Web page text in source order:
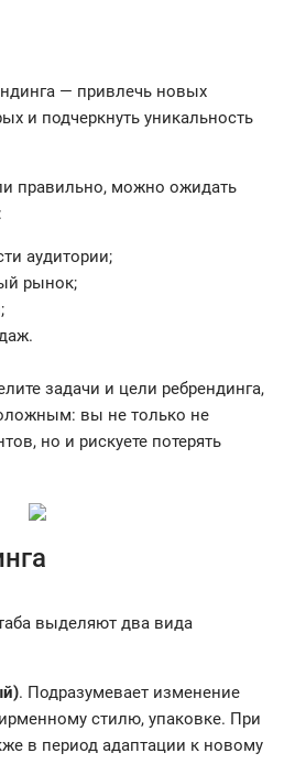
— привлечь новых
и подчеркнуть уникальность
правильно, можно ожидать
аудитории;
рынок;
задачи и цели ребрендинга,
вы не только не
но и рискуете потерять
выделяют два вида
. Подразумевает изменение
стилю, упаковке. При
в период адаптации к новому